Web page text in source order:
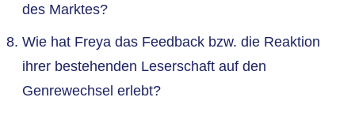
des Marktes?
Wie hat Freya das Feedback bzw. die Reaktion
ihrer bestehenden Leserschaft auf den
Genrewechsel erlebt?